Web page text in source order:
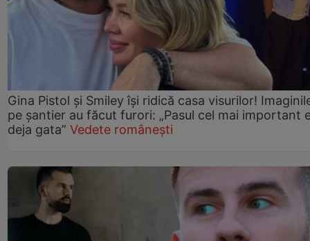
Gina Pistol și Smiley își ridică casa visurilor!
pe șantier au făcut furori: „Pasul cel mai important
deja gata” Vedete românești